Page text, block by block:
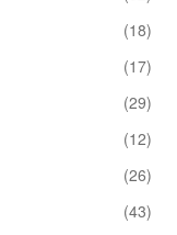
(18)
(17)
(29)
(12)
(26)
(43)